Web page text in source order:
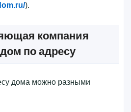
).
компания
по адресу
дома можно разными